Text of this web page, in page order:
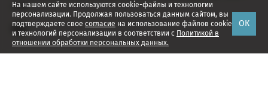
На нашем сайте используются cookie-файлы и технологии
персонализации. Продолжая пользоваться данным сайтом, вы
подтверждаете свое согласие на использование файлов cookie
и технологий персонализации в соответствии с Политикой в
отношении обработки персональных данных.
ОК
2026